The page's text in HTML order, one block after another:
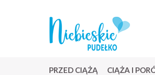
PRZED CIĄŻĄ CIĄŻA I